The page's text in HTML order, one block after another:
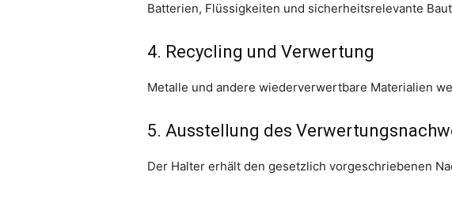
Batterien, Flüssigkeiten und sicherheitsrelevante
4. Recycling und Verwertung
Metalle und andere wiederverwertbare Materialien
5. Ausstellung des
Der Halter erhält den gesetzlich vorgeschriebenen